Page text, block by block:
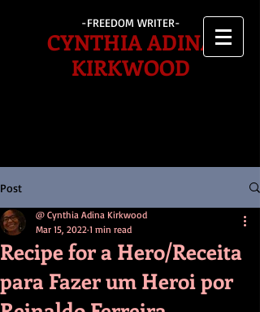
-FREEDOM WRITER-
CYNTHIA ADINA
KIRKWOOD
Post
Recipe for a Hero/Receita
para Fazer um Heroi por
@ Cynthia Adina Kirkwood
Mar 15, 2022 1 min read